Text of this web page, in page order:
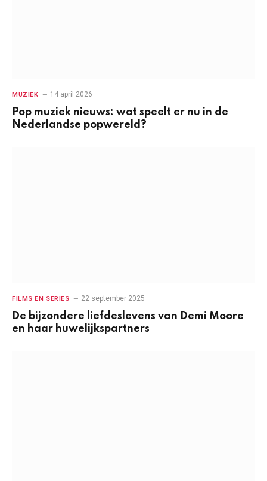
MUZIEK 14 april 2026
Pop muziek nieuws: wat speelt er nu in de
Nederlandse popwereld?
FILMS EN SERIES 22 september 2025
De bijzondere liefdeslevens van Demi Moore
en haar huwelijkspartners